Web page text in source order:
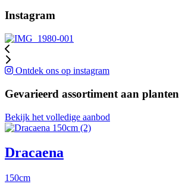
Instagram
Ontdek ons op instagram
Gevarieerd assortiment aan planten
Bekijk het volledige aanbod
Dracaena
150cm